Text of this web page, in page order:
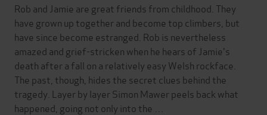
Rob and Jamie are great friends from childhood. They
have grown up together and become top climbers, but
have since become estranged. Rob is nevertheless
amazed and grief-stricken when he hears of Jamie's
death after a fall on a relatively easy Welsh rockface.
The past, though, hides the secret clues behind the
tragedy. Layer by layer Simon Mawer peels back what
happened, going not only into the …